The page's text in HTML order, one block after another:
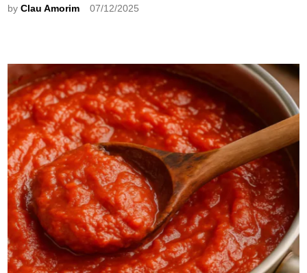
byClau Amorim 07/12/2025